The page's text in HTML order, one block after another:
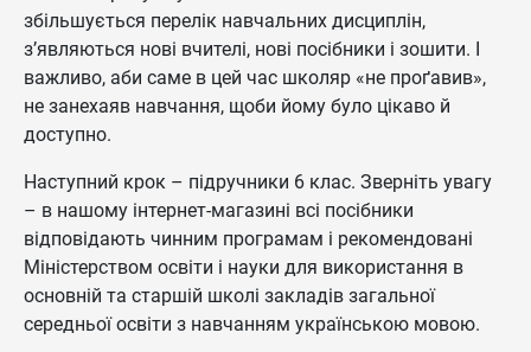
збільшується перелік навчальних дисциплін,
з’являються нові вчителі, нові посібники і зошити. І
важливо, аби саме в цей час школяр «не проґавив»,
не занехаяв навчання, щоби йому було цікаво й
доступно.
Наступний крок – підручники 6 клас. Зверніть увагу
– в нашому інтернет-магазині всі посібники
відповідають чинним програмам і рекомендовані
Міністерством освіти і науки для використання в
основній та старшій школі закладів загальної
середньої освіти з навчанням українською мовою.